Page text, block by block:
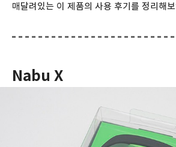
매달려있는 이 제품의 사용 후기를 정리해
Nabu X